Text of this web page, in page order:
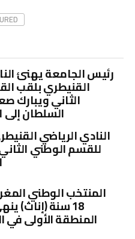
رئيس الجامعة يهنئ
القنيطري بلقب
الثاني ويبارك
السلطان إلى
النادي الرياضي
للقسم الوطني
المنتخب الوطني
18 سنة (إناث)
المنطقة الأولى في